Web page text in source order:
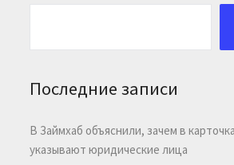
Последние записи
В Займхаб объяснили, зачем в
указывают юридические лица